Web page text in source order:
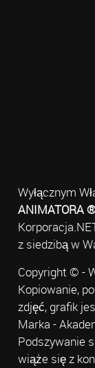
Wyłącznym
ANIMATORA
z siedzibą w
Copyright © -
Kopiowanie,
zdjęć, grafik
Marka -
Podszywanie
wiąże się z